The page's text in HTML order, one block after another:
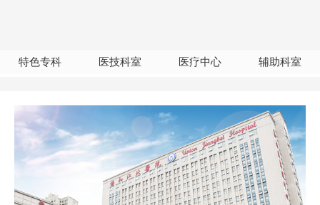
特色专科 医技科室 医疗中心 辅助科室